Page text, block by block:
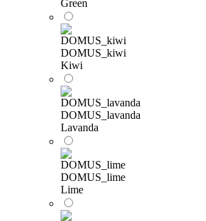
Green
DOMUS_kiwi
Kiwi
DOMUS_lavanda
Lavanda
DOMUS_lime
Lime